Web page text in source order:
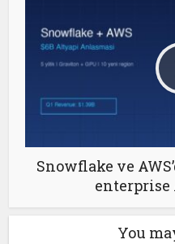
Snowflake ve
enterprise
You